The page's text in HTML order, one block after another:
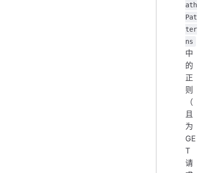
ath
Pat
ter
ns
中
的
正
则
（
且
为
GE
T
请